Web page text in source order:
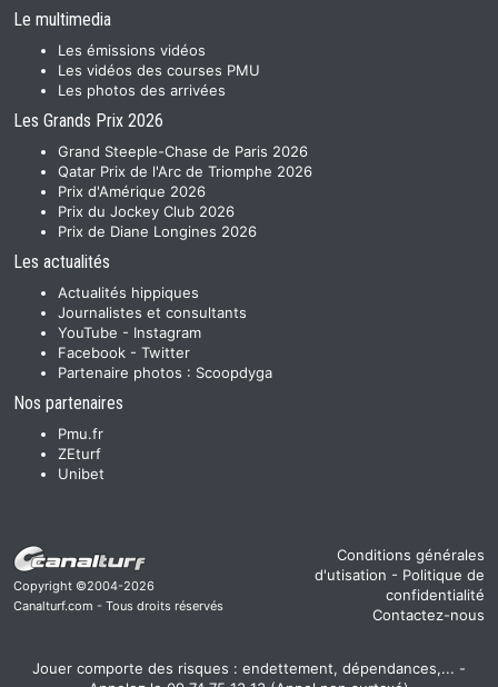
Le multimedia
Les émissions vidéos
Les vidéos des courses PMU
Les photos des arrivées
Les Grands Prix 2026
Grand Steeple-Chase de Paris 2026
Qatar Prix de l'Arc de Triomphe 2026
Prix d'Amérique 2026
Prix du Jockey Club 2026
Prix de Diane Longines 2026
Les actualités
Actualités hippiques
Journalistes et consultants
YouTube - Instagram
Facebook - Twitter
Partenaire photos : Scoopdyga
Nos partenaires
Pmu.fr
ZEturf
Unibet
Copyright ©2004-2026
Canalturf.com - Tous droits réservés
Conditions générales
d'utisation - Politique de
confidentialité
Contactez-nous
Jouer comporte des risques : endettement, dépendances,... -